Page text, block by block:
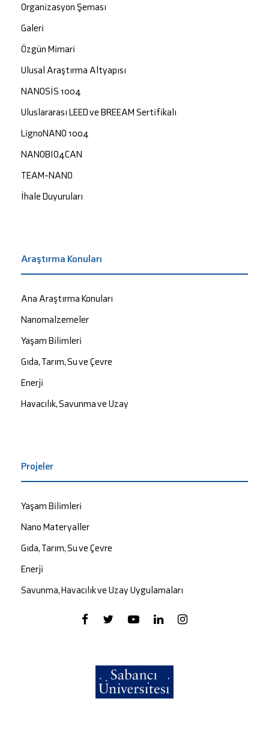
Organizasyon Şeması
Galeri
Özgün Mimari
Ulusal Araştırma Altyapısı
NANOSİS 1004
Uluslararası LEED ve BREEAM Sertifikalı
LignoNANO 1004
NANOBIO4CAN
TEAM-NANO
İhale Duyuruları
Araştırma Konuları
Ana Araştırma Konuları
Nanomalzemeler
Yaşam Bilimleri
Gıda, Tarım, Su ve Çevre
Enerji
Havacılık, Savunma ve Uzay
Projeler
Yaşam Bilimleri
Nano Materyaller
Gıda, Tarım, Su ve Çevre
Enerji
Savunma, Havacılık ve Uzay Uygulamaları